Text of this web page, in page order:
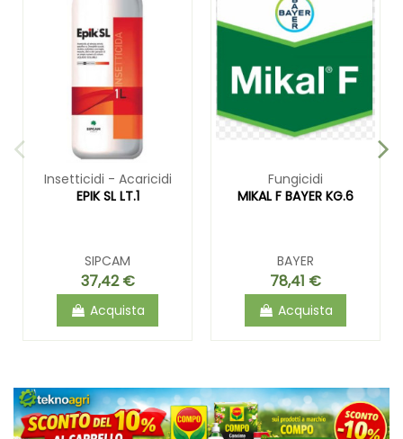
Insetticidi - Acaricidi
EPIK SL LT.1
SIPCAM
37,42 €
Acquista
Fungicidi
MIKAL F BAYER KG.6
BAYER
78,41 €
Acquista